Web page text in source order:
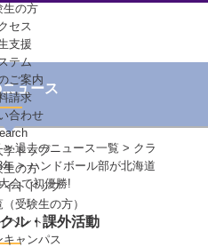
生の方
セス
支援
テム
ご案内
請求
合わせ
学トップ
生の方
イトトップ
受験生の方）
ベント
キャンパス
ュース
>過去のニュース一覧 > クラ
年> ハンドボール部が北海道
会で初優勝!
ル・課外活動